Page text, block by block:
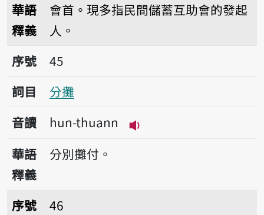
華語
釋義
會首。現多指民間儲蓄互助會的發起
人。
序號45分攤
序號
45
詞目
分攤
音讀
hun-thuann
播放音讀hun-thuann
華語
釋義
分別攤付。
序號46緣金
序號
46